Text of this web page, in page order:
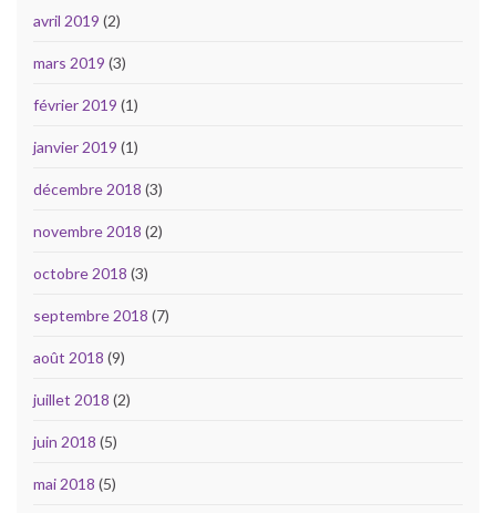
avril 2019 (2)
mars 2019 (3)
février 2019 (1)
janvier 2019 (1)
décembre 2018 (3)
novembre 2018 (2)
octobre 2018 (3)
septembre 2018 (7)
août 2018 (9)
juillet 2018 (2)
juin 2018 (5)
mai 2018 (5)